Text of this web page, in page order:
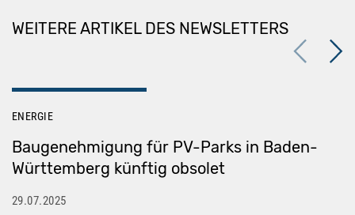
WEITERE ARTIKEL DES NEWSLETTERS
Previous
ENERGIE
Baugenehmigung für PV-Parks in Baden-
Württemberg künftig obsolet
29.07.2025
Next